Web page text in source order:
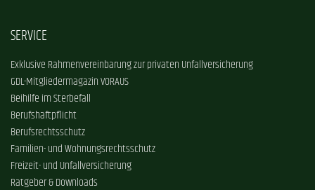
SERVICE
Exklusive Rahmenvereinbarung zur privaten Unfallversicherung
GDL-Mitgliedermagazin VORAUS
Beihilfe im Sterbefall
Berufshaftpflicht
Berufsrechtsschutz
Familien- und Wohnungsrechtsschutz
Freizeit- und Unfallversicherung
Ratgeber & Downloads